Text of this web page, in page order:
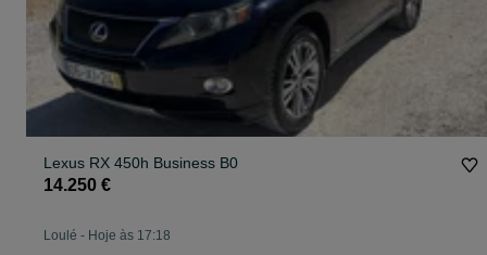
Lexus RX 450h Business B0
14.250 €
Loulé - Hoje às 17:18